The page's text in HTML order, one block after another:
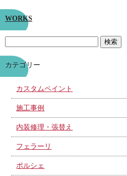
WORKS
カテゴリー
カスタムペイント
施工事例
内装修理・張替え
フェラーリ
ポルシェ